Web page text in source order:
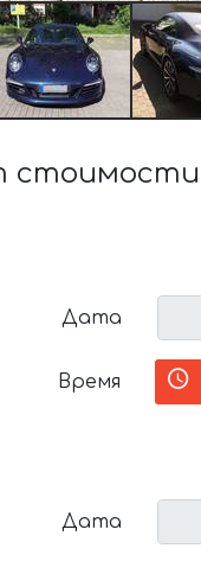
стоимости
Дата
Время
Дата